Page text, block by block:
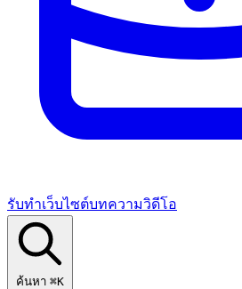
รับทำเว็บไซต์บทความวิดีโอ
ค้นหา ⌘K